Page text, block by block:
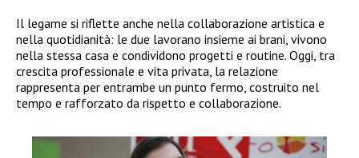
Il legame si riflette anche nella collaborazione artistica e
nella quotidianità: le due lavorano insieme ai brani, vivono
nella stessa casa e condividono progetti e routine. Oggi, tra
crescita professionale e vita privata, la relazione
rappresenta per entrambe un punto fermo, costruito nel
tempo e rafforzato da rispetto e collaborazione.